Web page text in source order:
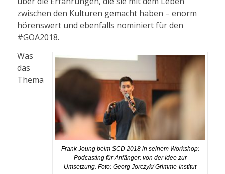
zwischen den Kulturen gemacht haben – enorm
hörenswert und ebenfalls nominiert für den
#GOA2018.
Frank Joung beim SCD 2018 in seinem Workshop:
Podcasting für Anfänger: von der Idee zur
Umsetzung. Foto: Georg Jorczyk/ Grimme-Institut
Was
das
Thema